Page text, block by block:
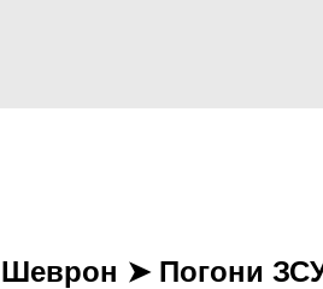
Шеврон ➤ Погони